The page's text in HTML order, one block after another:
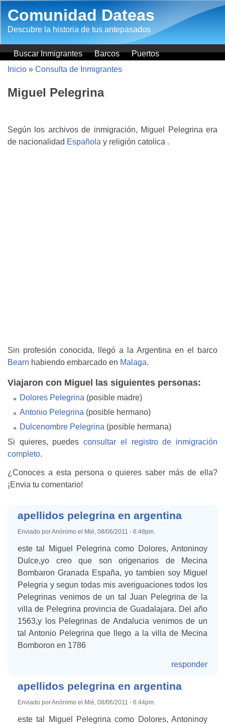
Comunidad Dateas
Descubre la historia de tus antepasados
Buscar Inmigrantes Barcos
Puertos
Inicio » Consulta de Inmigrantes
Miguel Pelegrina
Según los archivos de inmigración, Miguel Pelegrina era
de nacionalidad Española y religión catolica .
Sin profesión conocida, llegó a la Argentina en el barco
Bearn habiendo embarcado en Malaga.
Viajaron con Miguel las siguientes personas:
Dolores Pelegrina (posible madre)
Antonio Pelegrina (posible hermano)
Dulcenombre Pelegrina (posible hermana)
Si quieres, puedesconsultar el registro de inmigración
completo.
¿Conoces a esta persona o quieres saber más de ella?
¡Envia tu comentario!
apellidos pelegrina en argentina
Enviado por Anónimo el Mié, 08/06/2011 - 6:48pm.
este tal Miguel Pelegrina como Dolores, Antoninoy
Dulce,yo creo que son origenarios de Mecina
Bombaron Granada España, yo tambien soy Miguel
Pelegria y segun todas mis averiguaciones todos los
Pelegrinas venimos de un tal Juan Pelegrina de la
villa de Pelegrina provincia de Guadalajara. Del año
1563,y los Pelegrinas de Andalucia venimos de un
tal Antonio Pelegrina que llego a la villa de Mecina
Bomboron en 1786
responder
apellidos pelegrina en argentina
Enviado por Anónimo el Mié, 08/06/2011 - 6:44pm.
este tal Miguel Pelegrina como Dolores, Antoninoy